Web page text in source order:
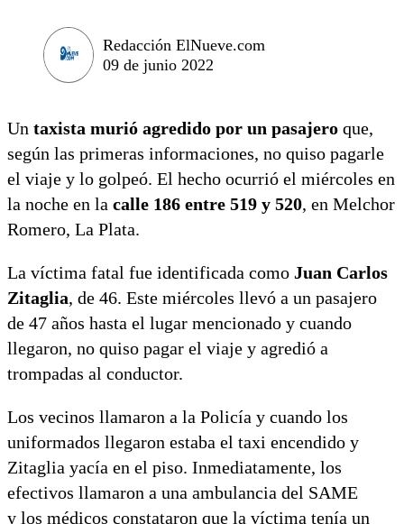
Redacción ElNueve.com
09 de junio 2022
Un taxista murió agredido por un pasajero que,
según las primeras informaciones, no quiso pagarle
el viaje y lo golpeó. El hecho ocurrió el miércoles en
la noche en la calle 186 entre 519 y 520, en Melchor
Romero, La Plata.
La víctima fatal fue identificada como Juan Carlos
Zitaglia, de 46. Este miércoles llevó a un pasajero
de 47 años hasta el lugar mencionado y cuando
llegaron, no quiso pagar el viaje y agredió a
trompadas al conductor.
Los vecinos llamaron a la Policía y cuando los
uniformados llegaron estaba el taxi encendido y
Zitaglia yacía en el piso. Inmediatamente, los
efectivos llamaron a una ambulancia del SAME
y los médicos constataron que la víctima tenía un